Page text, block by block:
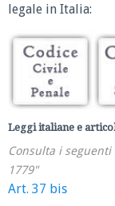
legale in Italia:
Leggi italiane e
Consulta i
1779"
Art. 37 bis